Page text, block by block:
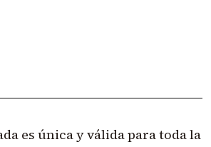
es única y válida para toda la